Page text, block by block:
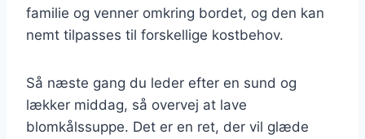
familie og venner omkring bordet, og den kan
nemt tilpasses til forskellige kostbehov.
Så næste gang du leder efter en sund og
lækker middag, så overvej at lave
blomkålssuppe. Det er en ret, der vil glæde